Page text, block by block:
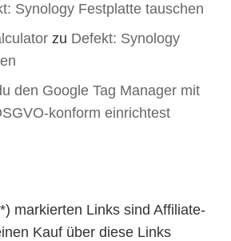
Synology Festplatte tauschen
zu Defekt: Synology
den Google Tag Manager mit
konform einrichtest
markierten Links sind Affiliate-
Kauf über diese Links